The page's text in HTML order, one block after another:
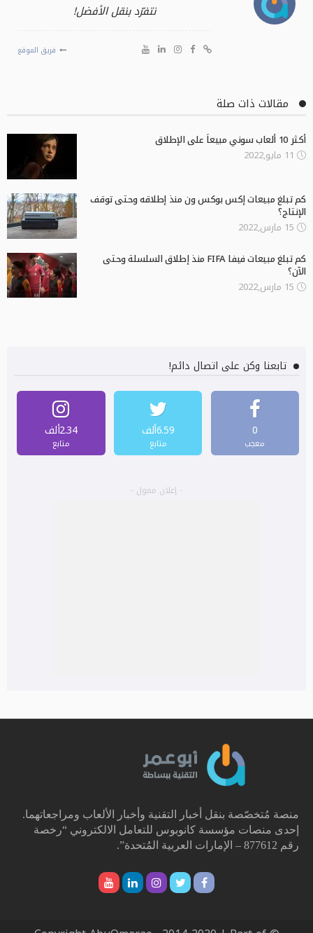
نتفرّد بنقل الأفضل!
فريق الموقع
مقالات ذات صلة
أكثر 10 ألعاب سوني مبيعاً على الإطلاق
11 مايو,2022
كم تبلغ مبيعات إكس بوكس ون منذ إطلاقه وحتى توقف
الإنتاج؟
15 مارس,2022
كم تبلغ مبيعات فيفا FIFA منذ إطلاق السلسلة وحتى
الآن؟
15 مارس,2022
تابعنا وكن على اتصال دائم!
0
معجب
6.59ألف
متابع
2.34ألف
متابع
- إعلان ممول -
منصة مُتخصّصة بنقل أخبار التقنية وأخبار الألعاب ومراجعاتهما.
إحدى منصات مؤسسة كانوبوس للتعامل الالكتروني “رخصة
رقم 877612 – الإمارات العربية المُتحدة”.